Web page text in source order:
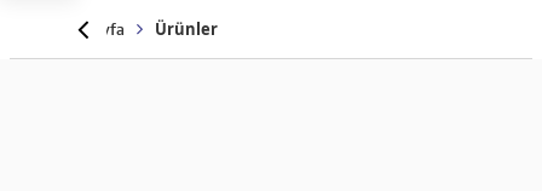
Anasayfa Ürünler